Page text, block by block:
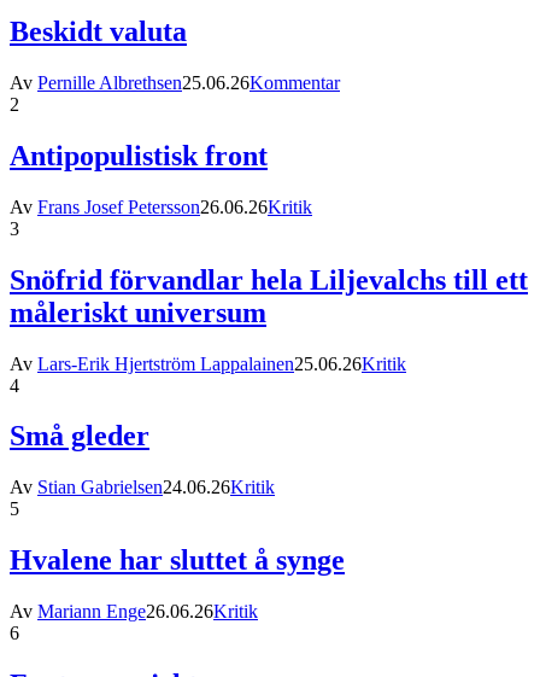
Beskidt valuta
Av Pernille Albrethsen25.06.26Kommentar
2
Antipopulistisk front
Av Frans Josef Petersson26.06.26Kritik
3
Snöfrid förvandlar hela Liljevalchs till ett
måleriskt universum
Av Lars-Erik Hjertström Lappalainen25.06.26Kritik
4
Små gleder
Av Stian Gabrielsen24.06.26Kritik
5
Hvalene har sluttet å synge
Av Mariann Enge26.06.26Kritik
6